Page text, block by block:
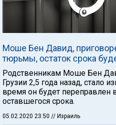
Моше Бен Давид,
тюрьмы, остаток срока
Родственникам Моше Бен
Грузии 2,5 года назад, стало
время он будет переправлен
оставшегося срока.
05.02.2020 23:50 // Израиль